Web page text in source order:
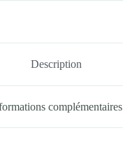
Description
complémentaires